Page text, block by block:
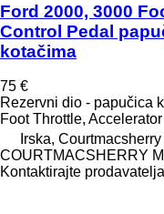
Ford 2000, 3000
Control Pedal
kotačima
75 €
Rezervni dio - papučica
Foot Throttle,
Irska, Courtmacsherry
COURTMACSHERRY
Kontaktirajte prodavatelja